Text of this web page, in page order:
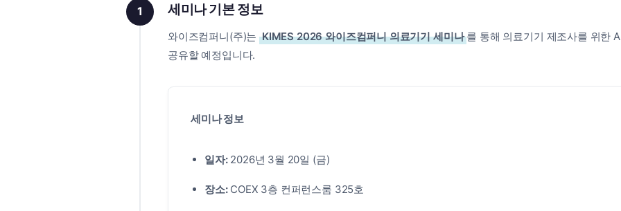
1 세미나 기본 정보
와이즈컴퍼니(주)는 KIMES 2026 와이즈컴퍼니 의료기기 세미나 를 통해 의료기기 제조사를 위한
공유할 예정입니다.
세미나 정보
일자:2026년 3월 20일 (금)
장소:COEX 3층 컨퍼런스룸 325호